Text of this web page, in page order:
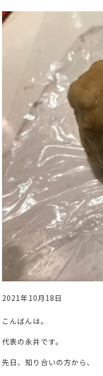
2021年10月18日
こんばんは。
代表の永井です。
先日、知り合いの方から、